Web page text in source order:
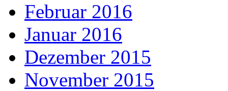
Februar 2016
Januar 2016
Dezember 2015
November 2015